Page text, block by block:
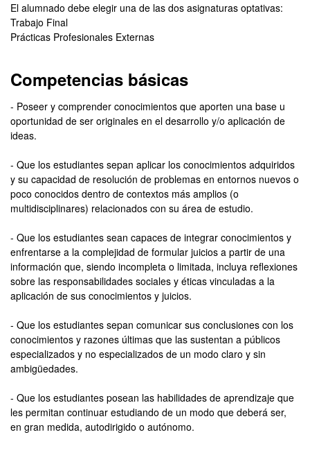
El alumnado debe elegir una de las dos asignaturas optativas:
Trabajo Final
Prácticas Profesionales Externas
Competencias básicas
- Poseer y comprender conocimientos que aporten una base u
oportunidad de ser originales en el desarrollo y/o aplicación de
ideas.
- Que los estudiantes sepan aplicar los conocimientos adquiridos
y su capacidad de resolución de problemas en entornos nuevos o
poco conocidos dentro de contextos más amplios (o
multidisciplinares) relacionados con su área de estudio.
- Que los estudiantes sean capaces de integrar conocimientos y
enfrentarse a la complejidad de formular juicios a partir de una
información que, siendo incompleta o limitada, incluya reflexiones
sobre las responsabilidades sociales y éticas vinculadas a la
aplicación de sus conocimientos y juicios.
- Que los estudiantes sepan comunicar sus conclusiones con los
conocimientos y razones últimas que las sustentan a públicos
especializados y no especializados de un modo claro y sin
ambigüedades.
- Que los estudiantes posean las habilidades de aprendizaje que
les permitan continuar estudiando de un modo que deberá ser,
en gran medida, autodirigido o autónomo.